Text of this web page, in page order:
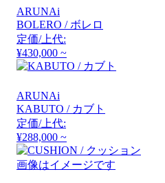
ARUNAi
BOLERO / ボレロ
定価/上代:
¥430,000 ~
ARUNAi
KABUTO / カブト
定価/上代:
¥288,000 ~
画像はイメージです